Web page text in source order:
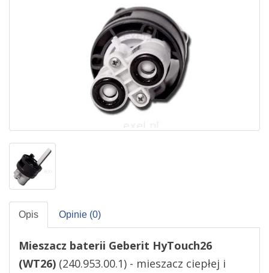
Opis Opinie (0)
Mieszacz baterii Geberit HyTouch26
(WT26) (240.953.00.1) - mieszacz ciepłej i